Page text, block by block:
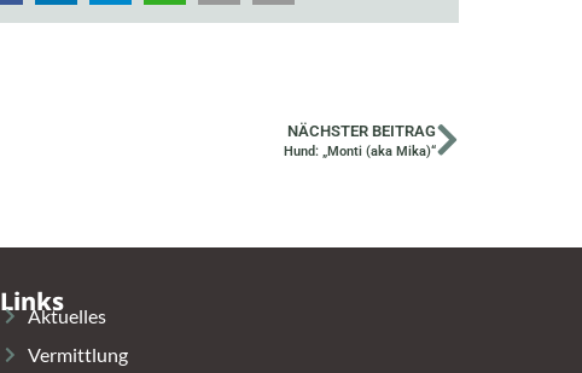
NÄCHSTER BEITRAG
Hund: „Monti (aka Mika)“
Links
Aktuelles
Vermittlung